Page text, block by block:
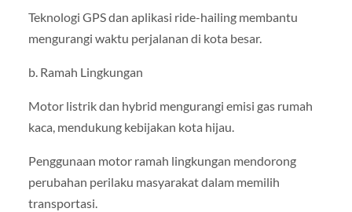
Teknologi GPS dan aplikasi ride-hailing membantu
mengurangi waktu perjalanan di kota besar.
b. Ramah Lingkungan
Motor listrik dan hybrid mengurangi emisi gas rumah
kaca, mendukung kebijakan kota hijau.
Penggunaan motor ramah lingkungan mendorong
perubahan perilaku masyarakat dalam memilih
transportasi.